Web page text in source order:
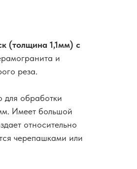
(толщина 1,1мм) с
и
реза.
для обработки
Имеет большой
относительно
черепашками или